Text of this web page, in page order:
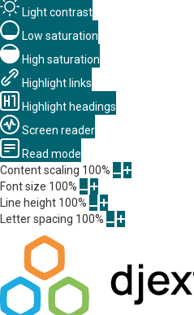
Light contrast
Low saturation
High saturation
Highlight links
Highlight headings
Screen reader
Read mode
Content scaling 100%
Font size 100%
Line height 100%
Letter spacing 100%